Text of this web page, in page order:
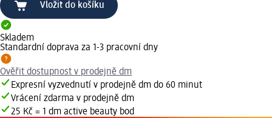
Vložit do košíku
Skladem
Standardní doprava za 1-3 pracovní dny
Ověřit dostupnost v prodejně dm
Expresní vyzvednutí v prodejně dm do 60 minut
Vrácení zdarma v prodejně dm
25 Kč = 1 dm active beauty bod